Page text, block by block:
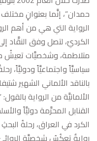
حمدان”، إنَّما بعنوانٍ مختلف
الرواية التي هي من أهم
الكرديّ، لتصل وفق النقَّاد
متلاطمة، وشخصيَّات تعيشُ
سياسيَّاً واجتماعيَّاً ودوليَّاً،
بالناقد الألماني الشهير
الألمانيَّة من الرواية
القنابل المحرَّمة دوليَّاً
الكرد في العراق، رحلةُ
روايةٌ تعكُسُ شخصيَّة